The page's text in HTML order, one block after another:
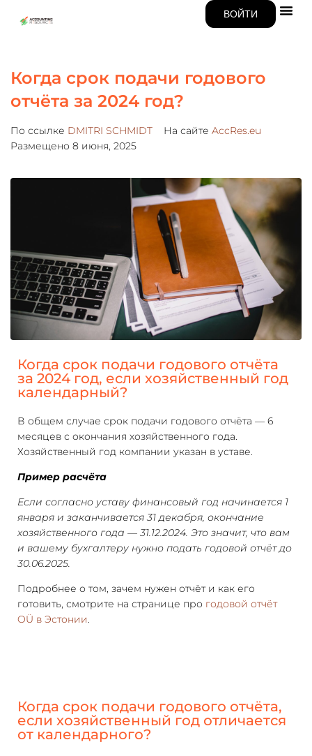
ВОЙТИ
Когда срок подачи годового
отчёта за 2024 год?
По ссылке DMITRI SCHMIDT На сайте AccRes.eu
Размещено 8 июня, 2025
Когда срок подачи годового отчёта
за 2024 год, если хозяйственный год
календарный?
В общем случае срок подачи годового отчёта — 6
месяцев с окончания хозяйственного года.
Хозяйственный год компании указан в уставе.
Пример расчёта
Если согласно уставу финансовый год начинается 1
января и заканчивается 31 декабря, окончание
хозяйственного года — 31.12.2024. Это значит, что вам
и вашему бухгалтеру нужно подать годовой отчёт до
30.06.2025.
Подробнее о том, зачем нужен отчёт и как его
готовить, смотрите на странице про годовой отчёт
OÜ в Эстонии.
Когда срок подачи годового отчёта,
если хозяйственный год отличается
от календарного?